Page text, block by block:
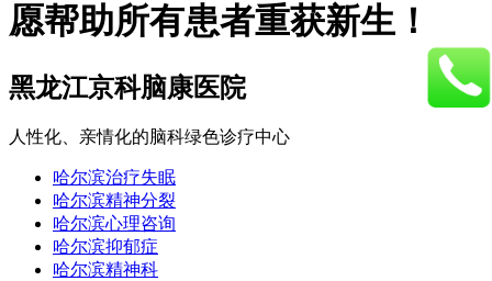
愿帮助所有患者重获新生！
黑龙江京科脑康医院
人性化、亲情化的脑科绿色诊疗中心
哈尔滨治疗失眠
哈尔滨精神分裂
哈尔滨心理咨询
哈尔滨抑郁症
哈尔滨精神科